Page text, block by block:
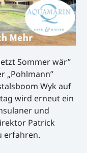
Sommer wär”
„Pohlmann”
Wyk auf
wird erneut ein
und
Patrick
erfahren.